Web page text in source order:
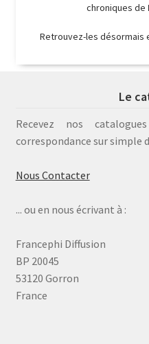
chroniques de
Retrouvez-les désormais
Le
Recevez nos
correspondance sur simple
Nous Contacter
... ou en nous écrivant à :
Francephi Diffusion
BP 20045
53120 Gorron
France